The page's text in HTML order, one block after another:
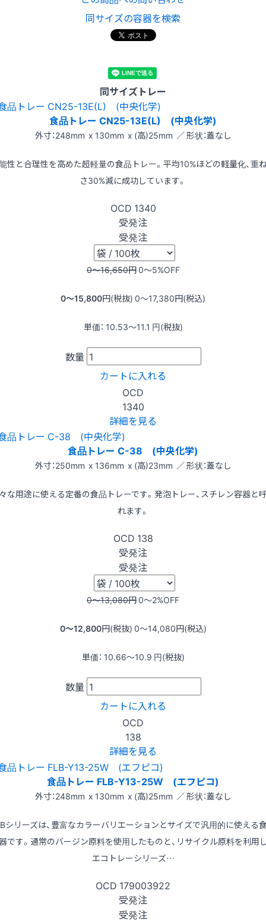
同サイズの容器を検索
同サイズトレー
食品トレー CN25-13E(L) (中央化学)
外寸：248mm x 130mm x (高)25mm ／ 形状：蓋なし
性と合理性を高めた超軽量の食品トレー。平均10%ほどの軽量化、重
さ30%減に成功しています。
OCD 1340
受発注
受発注
0〜16,650円0〜5%OFF
0〜15,800円(税抜) 0〜17,380円(税込)
単価： 10.53〜11.1 円(税抜)
数量
カートに入れる
OCD
1340
詳細を見る
食品トレー C-38 (中央化学)
外寸：250mm x 136mm x (高)23mm ／ 形状：蓋なし
な用途に使える定番の食品トレーです。発泡トレー、スチレン容器と
れます。
OCD 138
受発注
受発注
0〜13,080円0〜2%OFF
0〜12,800円(税抜) 0〜14,080円(税込)
単価： 10.66〜10.9 円(税抜)
数量
カートに入れる
OCD
138
詳細を見る
食品トレー FLB-Y13-25W (エフピコ)
外寸：248mm x 130mm x (高)25mm ／ 形状：蓋なし
シリーズは、豊富なカラーバリエーションとサイズで汎用的に使える
です。通常のバージン原料を使用したものと、リサイクル原料を利用
エコトレーシリーズ…
OCD 179003922
受発注
受発注